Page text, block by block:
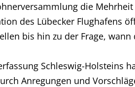
die
des Lübecker Flughafens
bis hin zu der Frage,
Schleswig-Holsteins
Anregungen und